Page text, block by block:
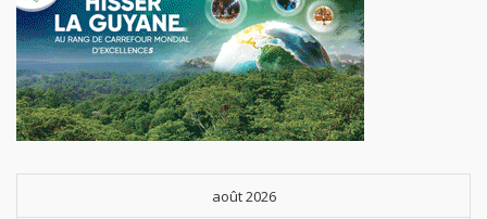
août 2026